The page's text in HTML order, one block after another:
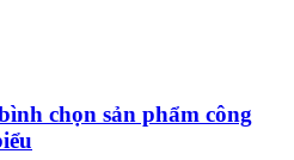
chọn sản phẩm công